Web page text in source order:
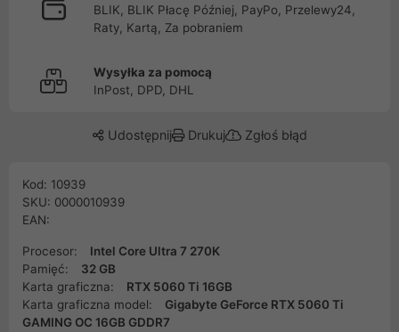
BLIK, BLIK Płacę Później, PayPo, Przelewy24,
Raty, Kartą, Za pobraniem
Wysyłka za pomocą
InPost, DPD, DHL
Udostępnij Drukuj Zgłoś błąd
Kod: 10939
SKU: 0000010939
EAN:
Procesor:
Intel Core Ultra 7 270K
Pamięć:
32 GB
Karta graficzna:
RTX 5060 Ti 16GB
Karta graficzna model:
Gigabyte GeForce RTX 5060 Ti
GAMING OC 16GB GDDR7